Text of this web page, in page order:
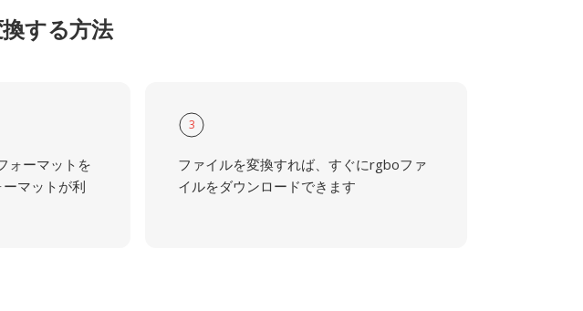
する方法
ォーマットを
マットが利
3
ファイルを変換すれば、すぐにrgboファ
イルをダウンロードできます